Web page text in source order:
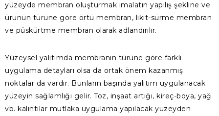
yüzeyde membran oluşturmak imalatın yapılış şekline ve
ürünün türüne göre örtü membran, likit-sürme membran
ve püskürtme membran olarak adlandırılır.
Yüzeysel yalıtımda membranın türüne göre farklı
uygulama detayları olsa da ortak önem kazanmış
noktalar da vardır. Bunların başında yalıtım uygulanacak
yüzeyin sağlamlığı gelir. Toz, inşaat artığı, kireç-boya, yağ
vb. kalıntılar mutlaka uygulama yapılacak yüzeyden